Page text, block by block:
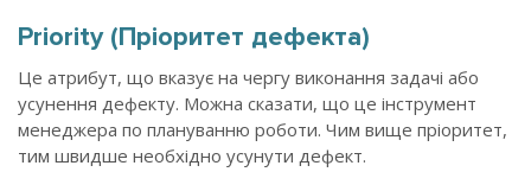
Priority (Пріоритет дефекта)
Це атрибут, що вказує на чергу виконання задачі або
усунення дефекту. Можна сказати, що це інструмент
менеджера по плануванню роботи. Чим вище пріоритет,
тим швидше необхідно усунути дефект.